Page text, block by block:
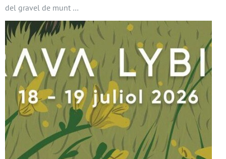
del gravel de munt …